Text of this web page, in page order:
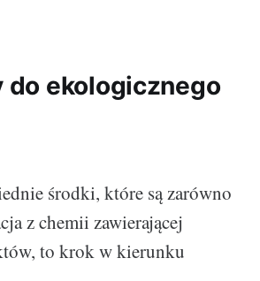
do ekologicznego
środki, które są zarówno
z chemii zawierającej
to krok w kierunku